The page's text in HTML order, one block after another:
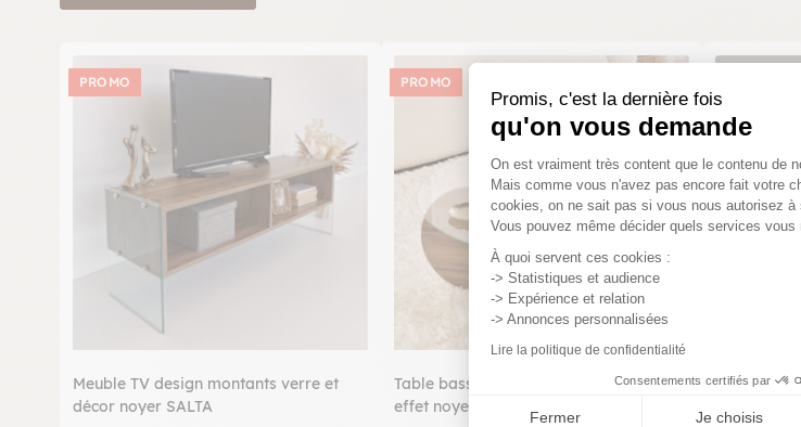
Promis, c'est la dernière fois
qu'on vous demande
Plateforme de Gestion
On est vraiment très content que le contenu de
Mais comme vous n'avez pas encore fait votre
cookies, on ne sait pas si vous nous autorisez
Vous pouvez même décider quels services vous
À quoi servent ces cookies :
-> Statistiques et audience
-> Expérience et relation
-> Annonces personnalisées
Lire la politique de confidentialité
Consentements certifiés par
Fermer Je choisis
PROMO
Meuble TV design montants verre et
décor noyer SALTA
PROMO
Table basse en verre - pied en croix
effet noyer SALTA